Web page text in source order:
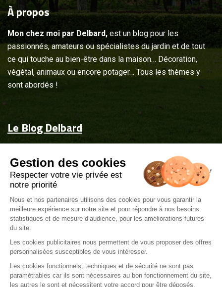
Àpropos
Mon chez moi par Delbard, est un blog pour les
passionnés, amateurs ou spécialistes du jardin et de tout
ce qui touche au bien-être dans la maison… Décoration,
végétal, animaux ou encore potager… Tous les thèmes y
sont abordés !
Le Blog Delbard
Jardin & maison
Inspiration
Couvrez-les d'attentions
Delbard.fr
Mentions légales
Gestion des cookies
Respecter votre vie privée est
notre priorité
Nous et nos partenaires utilisons des cookies pour vous garantir la
meilleure expérience sur notre site et pour répondre à nos besoins
statistiques et de mesure d’audience, pour les améliorations futures
du site.
Les cookies publicitaires nous permettent de vous proposer des offres
personnalisées susceptibles de vous intéresser.
Les cookies fonctionnels, techniques et de sécurité ne sont pas
paramétrables car ils sont nécessaires au bon fonctionnement du site,
les autres le sont et nécessitent votre accord pour être déposés.